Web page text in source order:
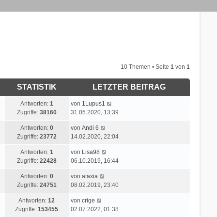
10 Themen • Seite1 von1
STATISTIK LETZTER BEITRAG
Antworten: 1
Zugriffe: 38160
L
e
z
t
r
B
i
r
a
von 1Lupus1
31.05.2020, 13:39
Antworten: 0
Zugriffe: 23772
L
e
z
t
r
B
i
von Andi 6
14.02.2020, 22:04
Antworten: 1
Zugriffe: 22428
L
e
z
t
r
B
von Lisa98
06.10.2019, 16:44
Antworten: 0
Zugriffe: 24751
L
e
z
t
von ataxia
08.02.2019, 23:40
Antworten:12
Zugriffe:153455
L
e
von crige
02.07.2022, 01:38